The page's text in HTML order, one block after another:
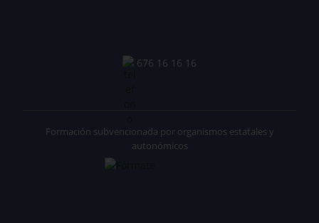
676 16 16 16
Formación subvencionada por organismos estatales y
autonómicos